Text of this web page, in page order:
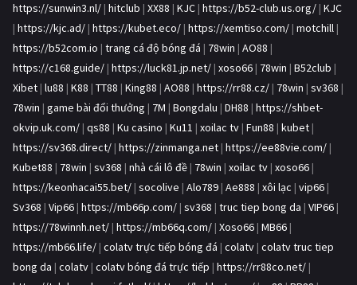
https://sunwin3.nl/ | hitclub | XX88 | KJC | https://b52-club.us.org/ | KJC
| https://kjc.ad/ | https://kubet.eco/ | https://xemtiso.com/ | motchill |
https://b52com.io | trang cá độ bóng đá | 78win | AO88 |
https://c168.guide/ | https://luck81.jp.net/ | xoso66 | 78win | B52club |
Xibet | lu88 | K88 | TT88 | King88 | AO88 | https://rr88.cz/ | 78win | sv368 |
78win | game bài đổi thưởng | 7M | Bongdalu | DH88 | https://shbet-
okvip.uk.com/ | qs88 | Ku casino | Ku11 | xoilac tv | Fun88 | kubet |
https://sv368.direct/ | https://zinmanga.net | https://ee88vie.com/ |
Kubet88 | 78win | sv368 | nhà cái lô đề | 78win | xoilac tv | xoso66 |
https://keonhacai55.bet/ | socolive | Alo789 | Ae888 | xôi lạc | vip66 |
Sv368 | Vip66 | https://mb66p.com/ | sv368 | truc tiep bong da | VIP66 |
https://78winnh.net/ | https://mb66q.com/ | Xoso66 | MB66 |
https://mb66.life/ | colatv trực tiếp bóng đá | colatv | colatv truc tiep
bong da | colatv | colatv bóng đá trực tiếp | https://rr88co.net/ |